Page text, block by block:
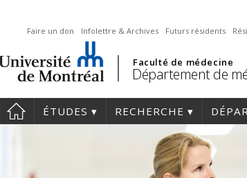
Faire un don Infolettre & Archives Futurs résidents
Faculté de médecine
Département de
ÉTUDES RECHERCHE